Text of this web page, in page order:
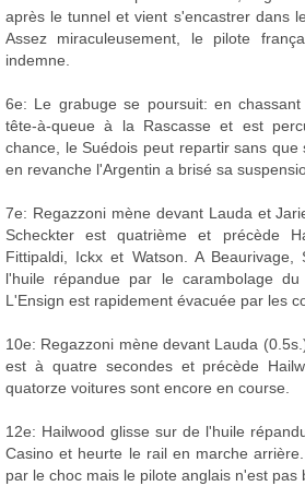
après le tunnel et vient s'encastrer dans
Assez miraculeusement, le pilote
indemne.
6e: Le grabuge se poursuit: en
tête-à-queue à la Rascasse et est
chance, le Suédois peut repartir sans
en revanche l'Argentin a brisé sa
7e: Regazzoni mène devant Lauda et
Scheckter est quatrième et précède
Fittipaldi, Ickx et Watson. A
l'huile répandue par le carambolage
L'Ensign est rapidement évacuée par les
10e: Regazzoni mène devant Lauda
est à quatre secondes et précède
quatorze voitures sont encore en course.
12e: Hailwood glisse sur de l'huile
Casino et heurte le rail en marche
par le choc mais le pilote anglais n'est pas